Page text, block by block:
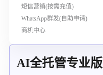
短信营销(按需充值)
WhatsApp群发(自助申请)
商机中心
AI全托管专业版